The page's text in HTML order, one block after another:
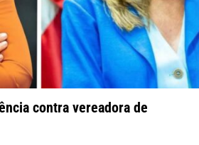
contra vereadora de